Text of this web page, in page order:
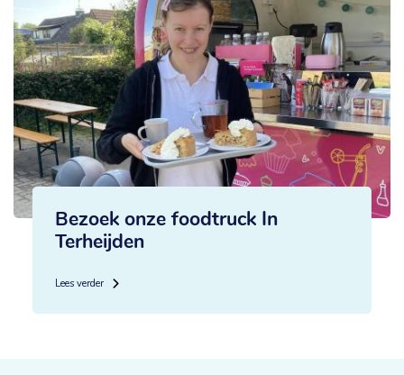
Bezoek onze foodtruck In
Terheijden
Lees verder